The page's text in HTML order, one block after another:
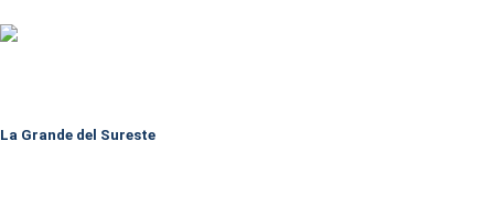
La Grande del Sureste